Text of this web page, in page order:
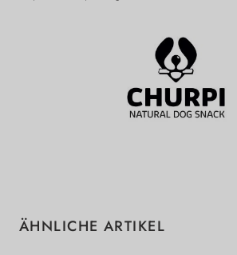
Produktgalerie überspringen
ÄHNLICHE ARTIKEL